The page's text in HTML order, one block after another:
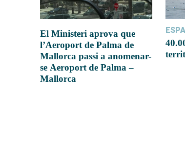
El Ministeri aprova que
l’Aeroport de Palma de
Mallorca passi a anomenar-
se Aeroport de Palma –
Mallorca